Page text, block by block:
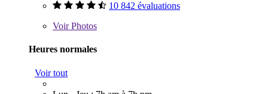
10 842 évaluations
VoirPhotos
Heures normales
Voir tout